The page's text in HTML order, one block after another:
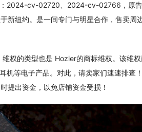
2024-cv-02720、2024-cv-02766，原
新纽约。是一间专门与明星合作，售卖周
维权的类型也是 Hozier的商标维权。该维
机等电子产品。对此，请卖家们速速排查
提出资金，以免店铺资金受损！